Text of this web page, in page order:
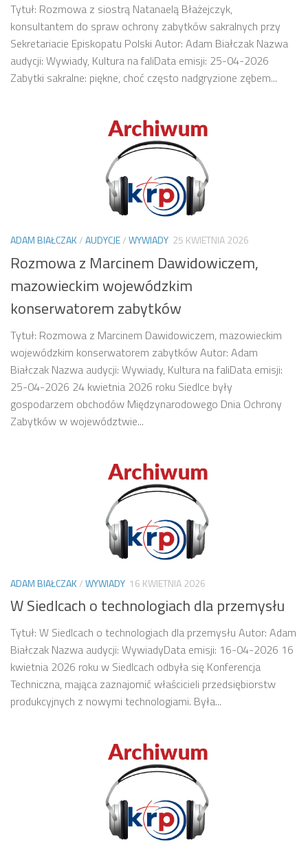
Tytuł: Rozmowa z siostrą Natanaelą Błażejczyk,
konsultantem do spraw ochrony zabytków sakralnych przy
Sekretariacie Episkopatu Polski Autor: Adam Białczak Nazwa
audycji: Wywiady, Kultura na faliData emisji: 25-04-2026
Zabytki sakralne: piękne, choć często nadgryzione zębem...
ADAM BIAŁCZAK/AUDYCJE/WYWIADY 25 KWIETNIA 2026
Rozmowa z Marcinem Dawidowiczem,
mazowieckim wojewódzkim
konserwatorem zabytków
Tytuł: Rozmowa z Marcinem Dawidowiczem, mazowieckim
wojewódzkim konserwatorem zabytków Autor: Adam
Białczak Nazwa audycji: Wywiady, Kultura na faliData emisji:
25-04-2026 24 kwietnia 2026 roku Siedlce były
gospodarzem obchodów Międzynarodowego Dnia Ochrony
Zabytków w województwie...
ADAM BIAŁCZAK/WYWIADY 16 KWIETNIA 2026
W Siedlcach o technologiach dla przemysłu
Tytuł: W Siedlcach o technologiach dla przemysłu Autor: Adam
Białczak Nazwa audycji: WywiadyData emisji: 16-04-2026 16
kwietnia 2026 roku w Siedlcach odbyła się Konferencja
Techniczna, mająca zaznajomić właścicieli przedsiębiorstw
produkcyjnych z nowymi technologiami. Była...